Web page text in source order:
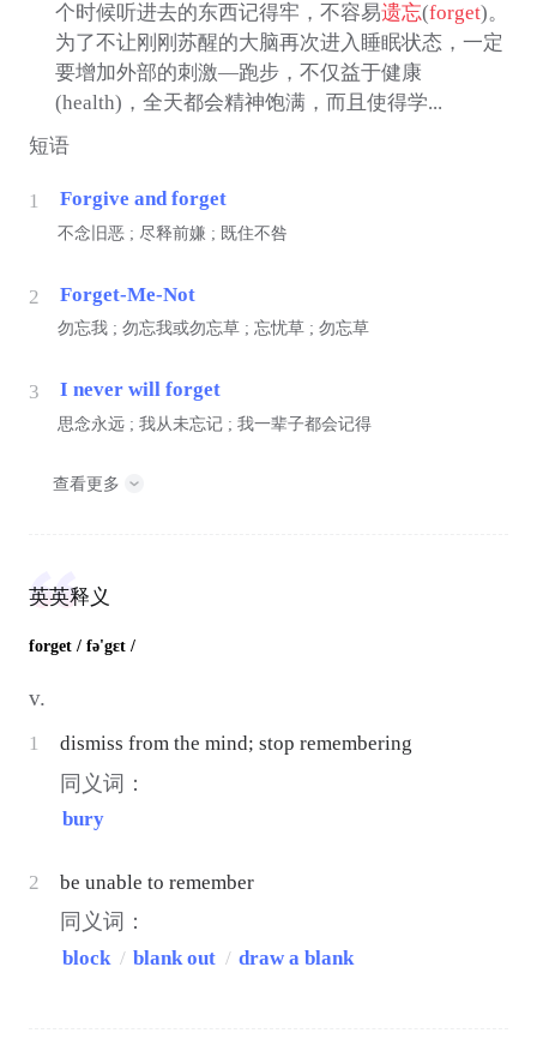
个时候听进去的东西记得牢，不容易遗忘(forget)。
为了不让刚刚苏醒的大脑再次进入睡眠状态，一定
要增加外部的刺激—跑步，不仅益于健康
(health)，全天都会精神饱满，而且使得学...
短语
1 Forgive and forget
不念旧恶 ; 尽释前嫌 ; 既住不咎
2 Forget-Me-Not
勿忘我 ; 勿忘我或勿忘草 ; 忘忧草 ; 勿忘草
3 I never will forget
思念永远 ; 我从未忘记 ; 我一辈子都会记得
查看更多
英英释义
forget / fə'gɛt /
v.
1 dismiss from the mind; stop remembering
同义词：
bury
2 be unable to remember
同义词：
block/ blank out / draw a blank